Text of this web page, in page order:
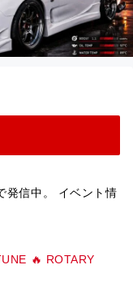
発信中。 イベント情
🔥 ROTARY